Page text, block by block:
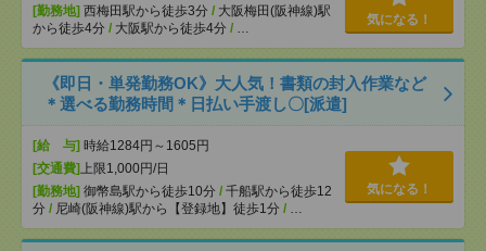
[勤務地] 西梅田駅から徒歩3分 / 大阪梅田(阪神線)駅
から徒歩4分 / 大阪駅から徒歩4分 / …
気になる！
《即日・単発勤務OK》大人気！書類の封入作業など
＊選べる勤務時間＊日払い手渡し〇[派遣]
[給 与] 時給1284円～1605円
[交通費] 上限1,000円/日
[勤務地] 御幣島駅から徒歩10分 / 千船駅から徒歩12
分 / 尼崎(阪神線)駅から【登録地】徒歩1分 / …
気になる！